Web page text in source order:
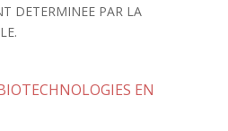
DETERMINEE PAR LA
EN